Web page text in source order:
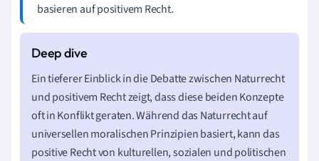
basieren auf positivem Recht.
Ein tieferer Einblick in die Debatte zwischen Naturrecht
und positivem Recht zeigt, dass diese beiden Konzepte
oft in Konflikt geraten. Während das Naturrecht auf
universellen moralischen Prinzipien basiert, kann das
positive Recht von kulturellen, sozialen und politischen